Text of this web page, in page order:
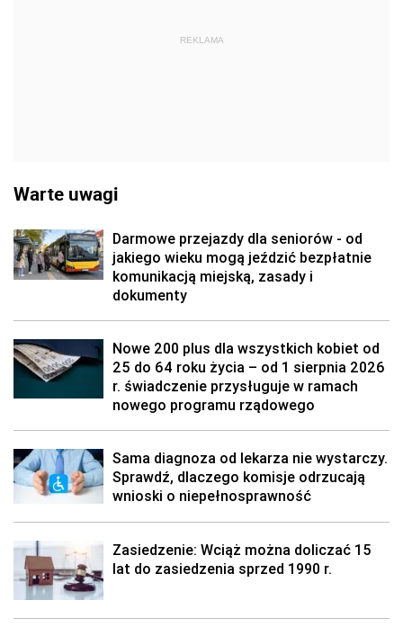
REKLAMA
Warte uwagi
Darmowe przejazdy dla seniorów - od
jakiego wieku mogą jeździć bezpłatnie
komunikacją miejską, zasady i
dokumenty
Nowe 200 plus dla wszystkich kobiet od
25 do 64 roku życia – od 1 sierpnia 2026
r. świadczenie przysługuje w ramach
nowego programu rządowego
Sama diagnoza od lekarza nie wystarczy.
Sprawdź, dlaczego komisje odrzucają
wnioski o niepełnosprawność
Zasiedzenie: Wciąż można doliczać 15
lat do zasiedzenia sprzed 1990 r.